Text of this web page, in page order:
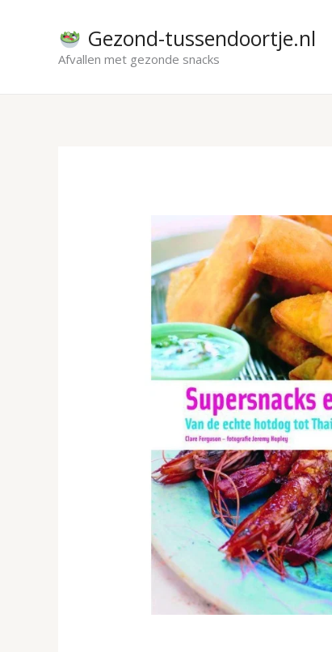
Gezond-tussendoortje.nl
Afvallen met gezonde snacks